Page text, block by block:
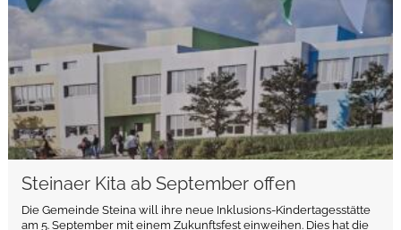
Steinaer Kita ab September offen
Die Gemeinde Steina will ihre neue Inklusions-Kindertagesstätte
am 5. September mit einem Zukunftsfest einweihen. Dies hat die